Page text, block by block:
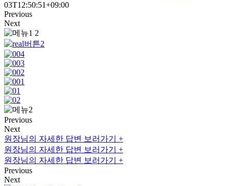
03T12:50:51+09:00
Previous
Next
Previous
Next
원장님의 자세한 답변 보러가기 +
원장님의 자세한 답변 보러가기 +
원장님의 자세한 답변 보러가기 +
Previous
Next